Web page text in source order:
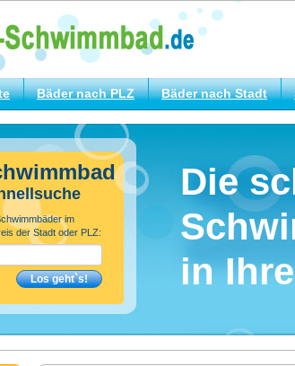
Bäder nach PLZ Bäder nach Stadt
im
der Stadt oder PLZ:
Die
in